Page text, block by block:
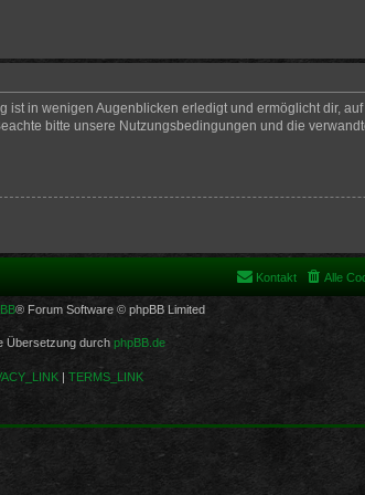
in wenigen Augenblicken erledigt und ermöglicht dir,
bitte unsere Nutzungsbedingungen und die
Alle
Kontakt
® Forum Software © phpBB Limited
Übersetzung durch phpBB.de
| TERMS_LINK